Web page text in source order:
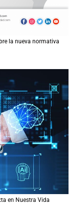
la nueva normativa
en Nuestra Vida